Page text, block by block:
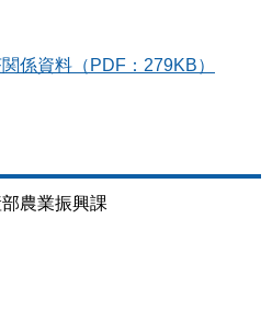
係資料（PDF：279KB）
農業振興課